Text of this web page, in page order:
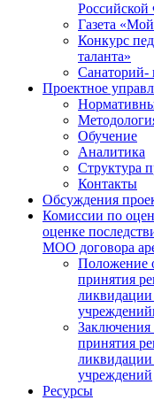
Газета
Конкурс
таланта»
Проектное
Обучение
Аналитика
Структура
Контакты
Обсуждения
Комиссии по
оценке
МОО договора
Положение
принятия
Заключения
принятия
учреждений
Ресурсы